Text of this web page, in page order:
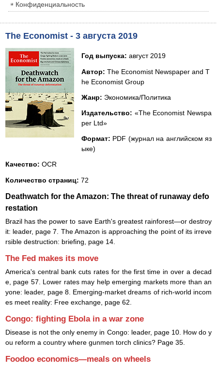
Конфиденциальность
The Economist - 3 августа 2019
Год выпуска: август 2019
Автор: The Economist Newspaper and T
he Economist Group
Жанр: Экономика/Политика
Издательство: «The Economist Newspa
per Ltd»
Формат: PDF (журнал на английском яз
ыке)
Качество: OCR
Количество страниц: 72
Deathwatch for the Amazon: The threat of runaway defo
restation
Brazil has the power to save Earth's greatest rainforest—or destroy
it: leader, page 7. The Amazon is approaching the point of its irreve
rsible destruction: briefing, page 14.
The Fed makes its move
America's central bank cuts rates for the first time in over a decad
e, page 57. Lower rates may help emerging markets more than an
yone: leader, page 8. Emerging-market dreams of rich-world incom
es meet reality: Free exchange, page 62.
Congo: fighting Ebola in a war zone
Disease is not the only enemy in Congo: leader, page 10. How do y
ou reform a country where gunmen torch clinics? Page 35.
Foodoo economics—meals on wheels